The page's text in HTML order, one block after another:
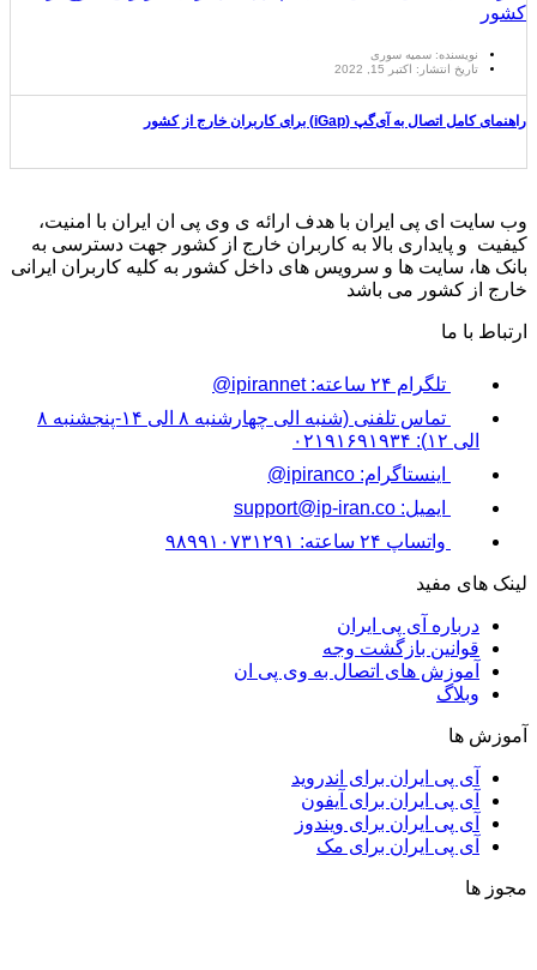
نویسنده: سمیه سوری
تاریخ انتشار: اکتبر 15, 2022
راهنمای کامل اتصال به آی‌گپ (iGap) برای کاربران خارج از کشور
وب سایت ای پی ایران با هدف ارائه ی وی پی ان ایران با امنیت،
کیفیت و پایداری بالا به کاربران خارج از کشور جهت دسترسی به
بانک ها، سایت ها و سرویس های داخل کشور به کلیه کاربران ایرانی
خارج از کشور می باشد
ارتباط با ما
تلگرام ۲۴ ساعته: ipirannet@
تماس تلفنی (شنبه الی چهارشنبه ۸ الی ۱۴-پنجشنبه ۸
الی ۱۲): ۰۲۱۹۱۶۹۱۹۳۴
اینستاگرام: ipiranco@
ایمیل: support@ip-iran.co
واتساپ ۲۴ ساعته: ۹۸۹۹۱۰۷۳۱۲۹۱
لینک های مفید
درباره آی پی ایران
قوانین بازگشت وجه
آموزش های اتصال به وی پی ان
وبلاگ
آموزش ها
آی پی ایران برای اندروید
آی پی ایران برای آیفون
آی پی ایران برای ویندوز
آی پی ایران برای مک
مجوز ها